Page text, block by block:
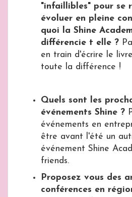
"infaillibles" pour se
évoluer en pleine
quoi la Shine
différencie t elle ?
en train d'écrire le
toute la différence !
Quels sont les
événements Shine ?
événements en
être avant l'été un
événement Shine
friends.
Proposez vous des
conférences en